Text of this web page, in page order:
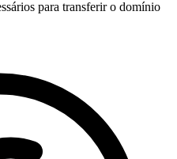
para transferir o domínio